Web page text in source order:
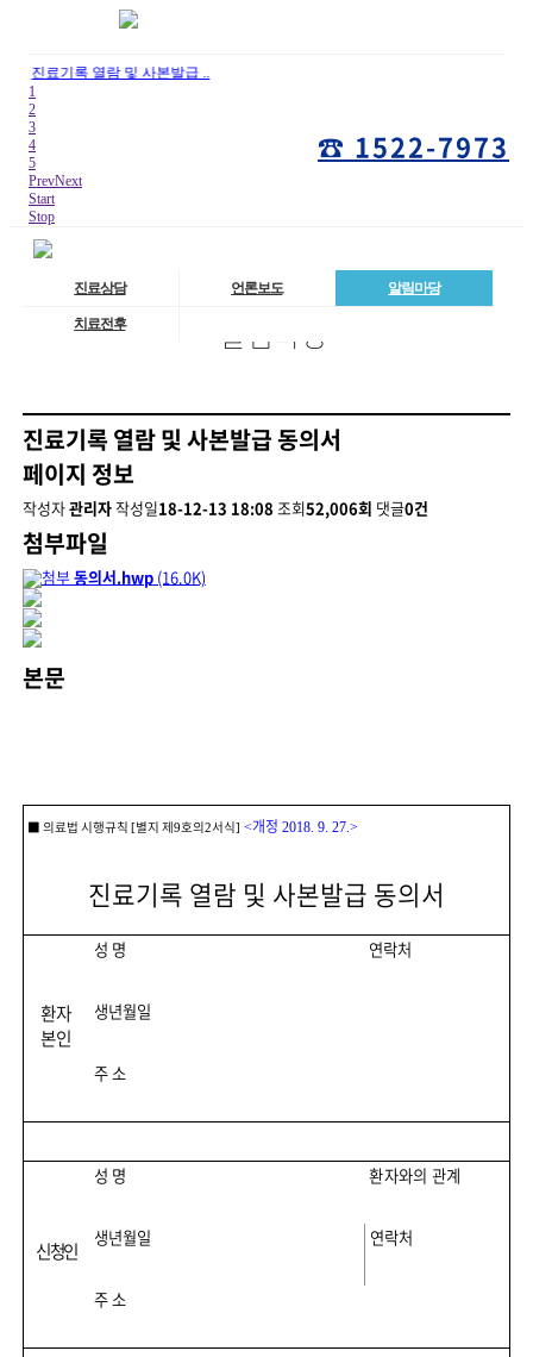
진료기록 열람 및 사본발급 ..
1
2
3
4
5
PrevNext
Start
Stop
☎ 1522-7973
진료상담 언론보도 알림마당
치료전후 알림마당
진료기록 열람 및 사본발급 동의서
페이지 정보
작성자관리자 작성일18-12-13 18:08 조회52,006회 댓글0건
첨부파일
동의서.hwp(16.0K)
본문
■ 의료법 시행규칙 [별지 제9호의2서식] <개정 2018. 9. 27.>
진료기록 열람 및 사본발급 동의서
환자
본인
성 명 연락처
생년월일
주 소
신청인
성 명 환자와의 관계
생년월일 연락처
주 소